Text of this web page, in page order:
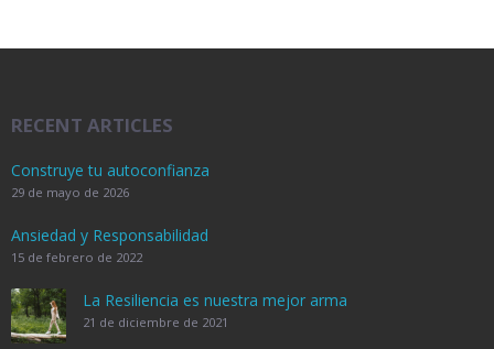
RECENT ARTICLES
Construye tu autoconfianza
29 de mayo de 2026
Ansiedad y Responsabilidad
15 de febrero de 2022
La Resiliencia es nuestra mejor arma
21 de diciembre de 2021